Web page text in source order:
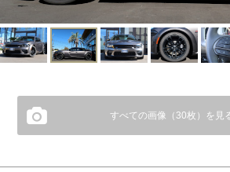
すべての画像（30枚）を見